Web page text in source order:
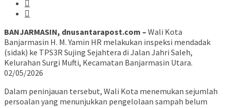
BANJARMASIN, dnusantarapost.com – Wali Kota
Banjarmasin H. M. Yamin HR melakukan inspeksi mendadak
(sidak) ke TPS3R Sujing Sejahtera di Jalan Jahri Saleh,
Kelurahan Surgi Mufti, Kecamatan Banjarmasin Utara.
02/05/2026
Dalam peninjauan tersebut, Wali Kota menemukan sejumlah
persoalan yang menunjukkan pengelolaan sampah belum